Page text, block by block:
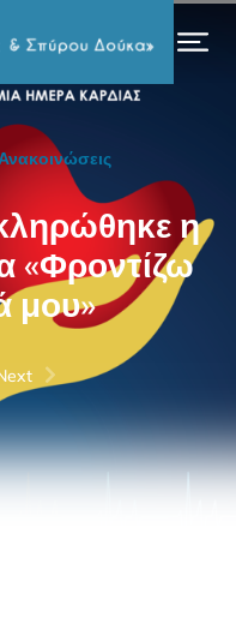
η
«Φροντίζω
μου»